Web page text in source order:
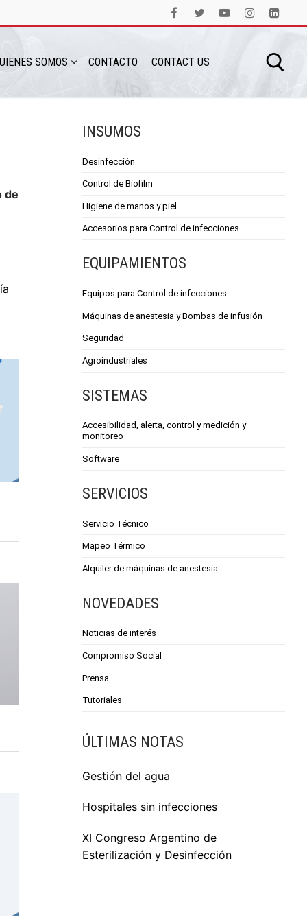
SOMOS CONTACTO CONTACT US
de
INSUMOS
Desinfección
Control de Biofilm
Higiene de manos y piel
Accesorios para Control de infecciones
EQUIPAMIENTOS
Equipos para Control de infecciones
Máquinas de anestesia y Bombas de infusión
Seguridad
Agroindustriales
SISTEMAS
Accesibilidad, alerta, control y medición y
monitoreo
Software
SERVICIOS
Servicio Técnico
Mapeo Térmico
Alquiler de máquinas de anestesia
NOVEDADES
Noticias de interés
Compromiso Social
Prensa
Tutoriales
ÚLTIMAS NOTAS
Gestión del agua
Hospitales sin infecciones
XI Congreso Argentino de
Esterilización y Desinfección